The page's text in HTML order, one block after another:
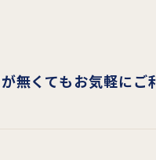
無くてもお気軽にご